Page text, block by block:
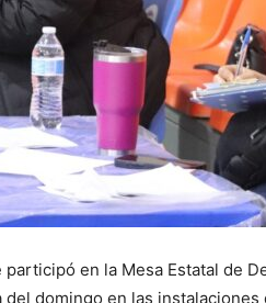
en la Mesa Estatal de
domingo en las